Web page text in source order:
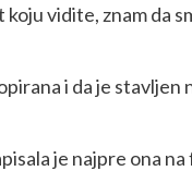
vidite, znam da
i da je
je najpre ona